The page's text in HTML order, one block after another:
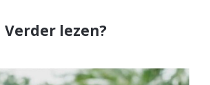
Verder lezen?